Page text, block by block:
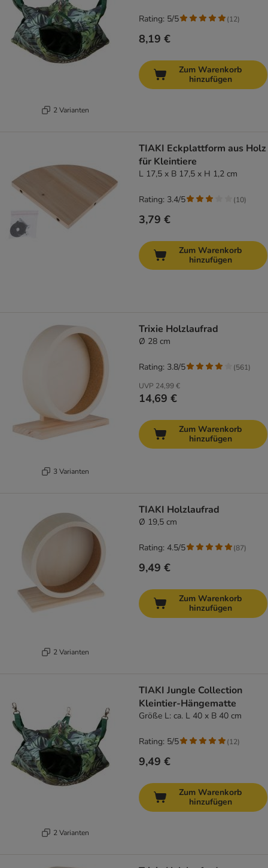
2 Varianten
8,19 €
Rating: 5/5 (12)
Zum Warenkorb
hinzufügen
TIAKI Eckplattform aus Holz
für Kleintiere
L 17,5 x B 17,5 x H 1,2 cm
3,79 €
Rating: 3.4/5 (10)
Zum Warenkorb
hinzufügen
3 Varianten
Trixie Holzlaufrad
Ø 28 cm
UVP 24,99 €
14,69 €
Rating: 3.8/5 (561)
Zum Warenkorb
hinzufügen
2 Varianten
TIAKI Holzlaufrad
Ø 19,5 cm
9,49 €
Rating: 4.5/5 (87)
Zum Warenkorb
hinzufügen
2 Varianten
TIAKI Jungle Collection
Kleintier-Hängematte
Größe L: ca. L 40 x B 40 cm
9,49 €
Rating: 5/5 (12)
Zum Warenkorb
hinzufügen